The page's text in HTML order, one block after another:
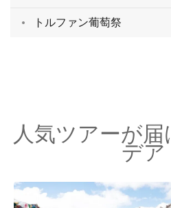
トルファン葡萄祭
人気ツアーが
デア